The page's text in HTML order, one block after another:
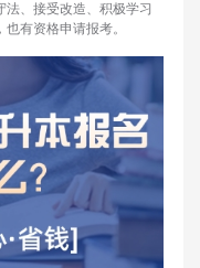
、接受改造、积极学习
有资格申请报考。